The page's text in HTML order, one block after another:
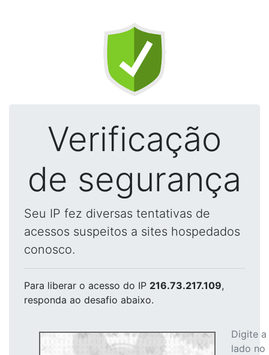
Verificação
de segurança
Seu IP fez diversas tentativas de
acessos suspeitos a sites hospedados
conosco.
Para liberar o acesso do IP 216.73.217.109,
responda ao desafio abaixo.
Digite
lado no